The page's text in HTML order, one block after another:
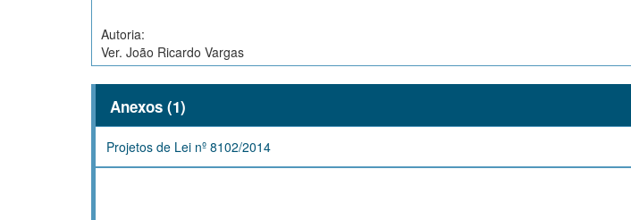
Autoria:
Ver. João Ricardo Vargas
Anexos (1)
Projetos de Lei nº 8102/2014